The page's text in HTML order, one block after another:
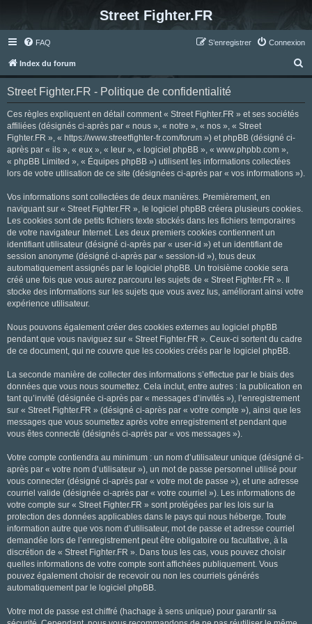
Street Fighter.FR
FAQ Connexion
S’enregistrer
Index du forum
e
Street Fighter.FR - Politique de confidentialité
Ces règles expliquent en détail comment « Street Fighter.FR » et ses sociétés
affiliées (désignés ci-après par « nous », « notre », « nos », « Street
Fighter.FR », « https://www.streetfighter-fr.com/forum ») et phpBB (désigné ci-
après par « ils », « eux », « leur », « logiciel phpBB », « www.phpbb.com »,
« phpBB Limited », « Équipes phpBB ») utilisent les informations collectées
lors de votre utilisation de ce site (désignées ci-après par « vos informations »).
Vos informations sont collectées de deux manières. Premièrement, en
naviguant sur « Street Fighter.FR », le logiciel phpBB créera plusieurs cookies.
Les cookies sont de petits fichiers texte stockés dans les fichiers temporaires
de votre navigateur Internet. Les deux premiers cookies contiennent un
identifiant utilisateur (désigné ci-après par « user-id ») et un identifiant de
session anonyme (désigné ci-après par « session-id »), tous deux
automatiquement assignés par le logiciel phpBB. Un troisième cookie sera
créé une fois que vous aurez parcouru les sujets de « Street Fighter.FR ». Il
stocke des informations sur les sujets que vous avez lus, améliorant ainsi votre
expérience utilisateur.
Nous pouvons également créer des cookies externes au logiciel phpBB
pendant que vous naviguez sur « Street Fighter.FR ». Ceux-ci sortent du cadre
de ce document, qui ne couvre que les cookies créés par le logiciel phpBB.
La seconde manière de collecter des informations s’effectue par le biais des
données que vous nous soumettez. Cela inclut, entre autres : la publication en
tant qu’invité (désignée ci-après par « messages d’invités »), l’enregistrement
sur « Street Fighter.FR » (désigné ci-après par « votre compte »), ainsi que les
messages que vous soumettez après votre enregistrement et pendant que
vous êtes connecté (désignés ci-après par « vos messages »).
Votre compte contiendra au minimum : un nom d’utilisateur unique (désigné ci-
après par « votre nom d’utilisateur »), un mot de passe personnel utilisé pour
vous connecter (désigné ci-après par « votre mot de passe »), et une adresse
courriel valide (désignée ci-après par « votre courriel »). Les informations de
votre compte sur « Street Fighter.FR » sont protégées par les lois sur la
protection des données applicables dans le pays qui nous héberge. Toute
information autre que vos nom d’utilisateur, mot de passe et adresse courriel
demandée lors de l’enregistrement peut être obligatoire ou facultative, à la
discrétion de « Street Fighter.FR ». Dans tous les cas, vous pouvez choisir
quelles informations de votre compte sont affichées publiquement. Vous
pouvez également choisir de recevoir ou non les courriels générés
automatiquement par le logiciel phpBB.
Votre mot de passe est chiffré (hachage à sens unique) pour garantir sa